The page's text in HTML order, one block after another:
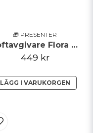
🎁 PRESENTER
Doftavgivare Flora Pil
449 kr
LÄGG I VARUKORGEN